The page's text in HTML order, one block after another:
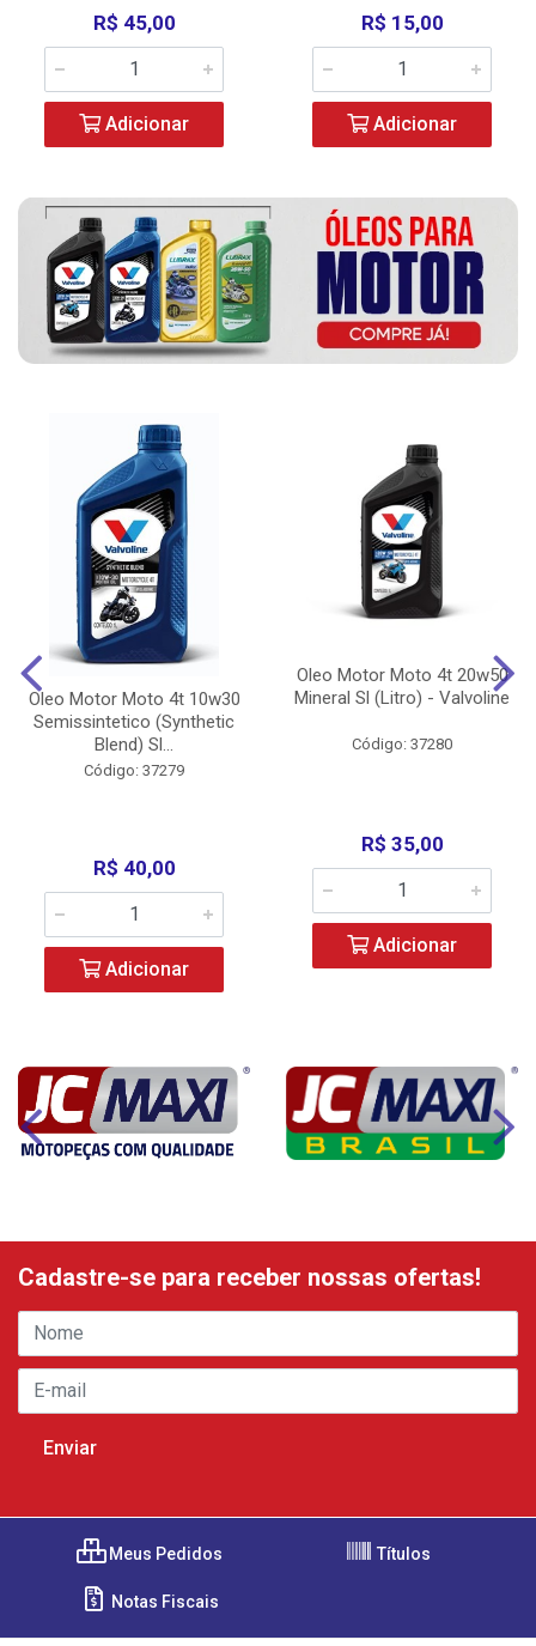
R$ 45,00
Adicionar
R$ 15,00
Adicionar
Oleo Motor Moto 4t 10w30
Semissintetico (Synthetic
Blend) Sl...
Código: 37279
R$ 40,00
Adicionar
Oleo Motor Moto 4t 20w50
Mineral Sl (Litro) - Valvoline
Código: 37280
R$ 35,00
Adicionar
Cadastre-se para receber nossas ofertas!
Meus Pedidos Títulos
Notas Fiscais